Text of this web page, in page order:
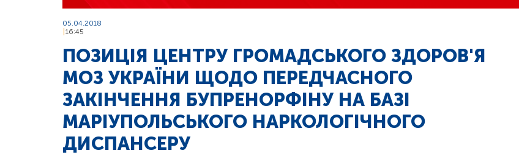
05.04.2018
16:45
ПОЗИЦІЯ ЦЕНТРУ ГРОМАДСЬКОГО ЗДОРОВ'Я
МОЗ УКРАЇНИ ЩОДО ПЕРЕДЧАСНОГО
ЗАКІНЧЕННЯ БУПРЕНОРФІНУ НА БАЗІ
МАРІУПОЛЬСЬКОГО НАРКОЛОГІЧНОГО
ДИСПАНСЕРУ